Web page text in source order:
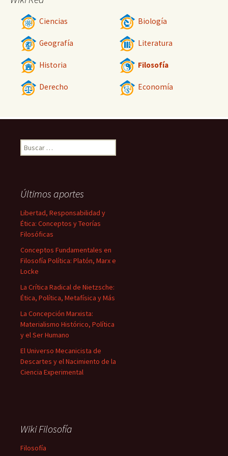
Ciencias Biología
Geografía Literatura
Historia Filosofía
Derecho Economía
Buscar:
Últimos aportes
Libertad, Responsabilidad y
Ética: Conceptos y Teorías
Filosóficas
Conceptos Fundamentales en
Filosofía Política: Platón, Marx e
Locke
La Crítica Radical de Nietzsche:
Ética, Política, Metafísica y Más
La Concepción Marxista:
Materialismo Histórico, Política
y el Ser Humano
El Universo Mecanicista de
Descartes y el Nacimiento de la
Ciencia Experimental
Wiki Filosofía
Filosofía